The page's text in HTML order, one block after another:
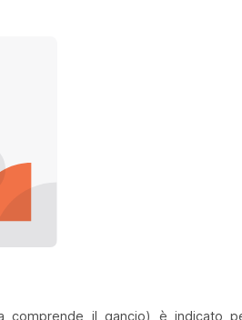
comprende il gancio) è indicato